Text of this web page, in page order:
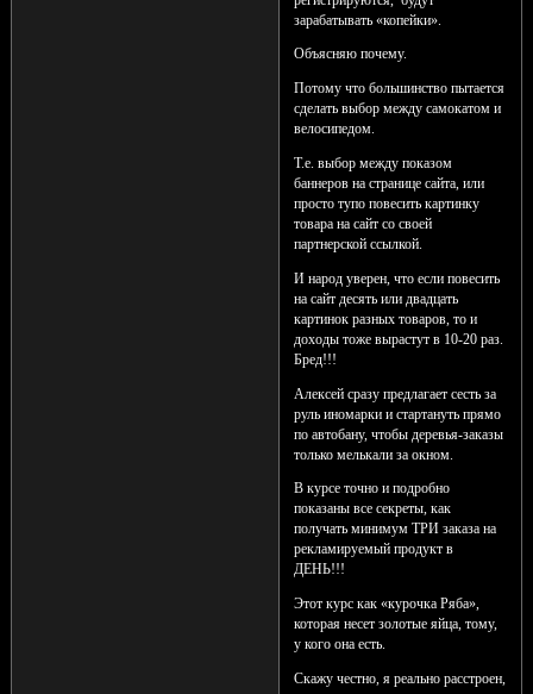
зарабатывать «копейки».
Объясняю почему.
Потому что большинство пытается
сделать выбор между самокатом и
велосипедом.
Т.е. выбор между показом
баннеров на странице сайта, или
просто тупо повесить картинку
товара на сайт со своей
партнерской ссылкой.
И народ уверен, что если повесить
на сайт десять или двадцать
картинок разных товаров, то и
доходы тоже вырастут в 10-20 раз.
Бред!!!
Алексей сразу предлагает сесть за
руль иномарки и стартануть прямо
по автобану, чтобы деревья-заказы
только мелькали за окном.
В курсе точно и подробно
показаны все секреты, как
получать минимум ТРИ заказа на
рекламируемый продукт в
ДЕНЬ!!!
Этот курс как «курочка Ряба»,
которая несет золотые яйца, тому,
у кого она есть.
Скажу честно, я реально расстроен,